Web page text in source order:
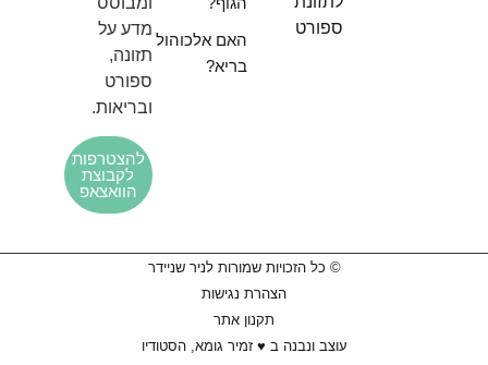
ספורט
האם אלכוהול
בריא?
מדע על
תזונה,
ספורט
ובריאות.
להצטרפות
לקבוצת
הוואצאפ
© כל הזכויות שמורות לניר שניידר
הצהרת נגישות
תקנון אתר
עוצב ונבנה ב ♥︎ זמיר גומא, הסטודיו